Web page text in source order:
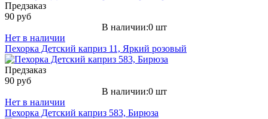
Предзаказ
90 руб
В наличии:0 шт
Нет в наличии
Пехорка Детский каприз 11, Яркий розовый
Предзаказ
90 руб
В наличии:0 шт
Нет в наличии
Пехорка Детский каприз 583, Бирюза